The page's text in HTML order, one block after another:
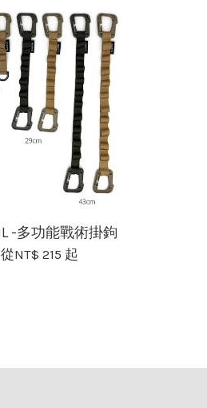
-多功能戰術掛鉤
從NT$ 215 起